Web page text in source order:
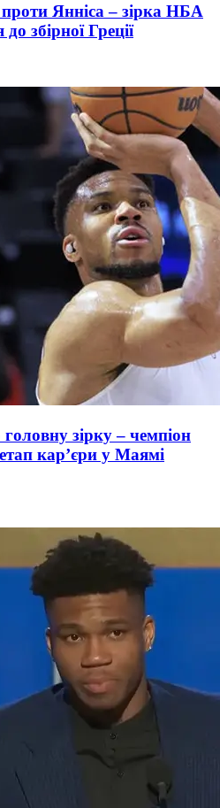
Янніса – зірка НБА
збірної Греції
зірку – чемпіон
кар’єри у Маямі